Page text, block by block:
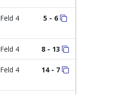
Feld 4 5 - 6
Feld 4 8 - 13
Feld 4 14 - 7